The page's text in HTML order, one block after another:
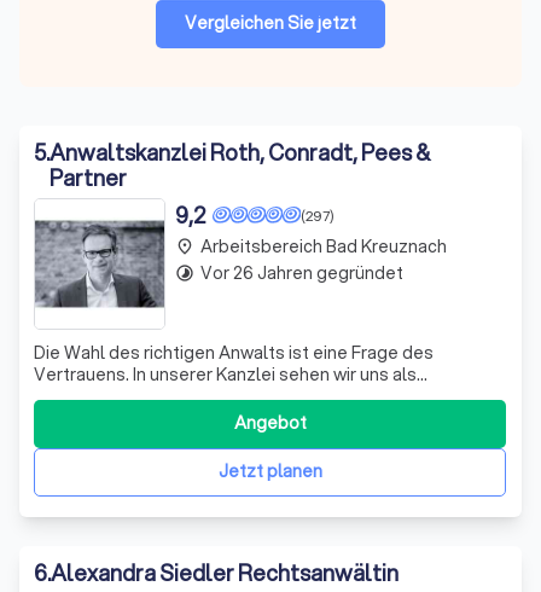
Vergleichen Sie jetzt
5.Anwaltskanzlei Roth, Conradt, Pees &
Partner
(297)
9,2
Die Wahl des richtigen Anwalts ist eine Frage des
Vertrauens. In unserer Kanzlei sehen wir uns als
kompetente Rechtsdienstleister, die sich Ihrem
juristischen Anliegen mit größter Sorgfalt widmen. Unser
Beruf ist das Recht, unser Dienst gilt dem Mandanten und
unsere Leistung dient der Durchsetzung I
Jetzt planen
Angebot
place Arbeitsbereich Bad Kreuznach
timelapse Vor 26 Jahren gegründet
6.Alexandra Siedler Rechtsanwältin